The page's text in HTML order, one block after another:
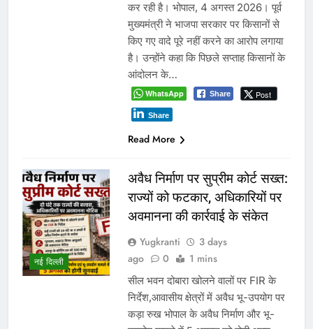
कर रही है। भोपाल, 4 अगस्त 2026। पूर्व
मुख्यमंत्री ने भाजपा सरकार पर किसानों से
किए गए वादे पूरे नहीं करने का आरोप लगाया
है। उन्होंने कहा कि पिछले सप्ताह किसानों के
आंदोलन के…
WhatsApp Share Post
Share
Read More
नई दिल्ली
अवैध निर्माण पर सुप्रीम कोर्ट सख्त:
राज्यों को फटकार, अधिकारियों पर
अवमानना की कार्रवाई के संकेत
Yugkranti
3 days
ago
0 1 mins
सील भवन दोबारा खोलने वालों पर FIR के
निर्देश,आवासीय क्षेत्रों में अवैध भू-उपयोग पर
कड़ा रुख भोपाल के अवैध निर्माण और भू-